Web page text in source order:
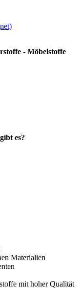
- Möbelstoffe
es?
Materialien
mit hoher Qualität